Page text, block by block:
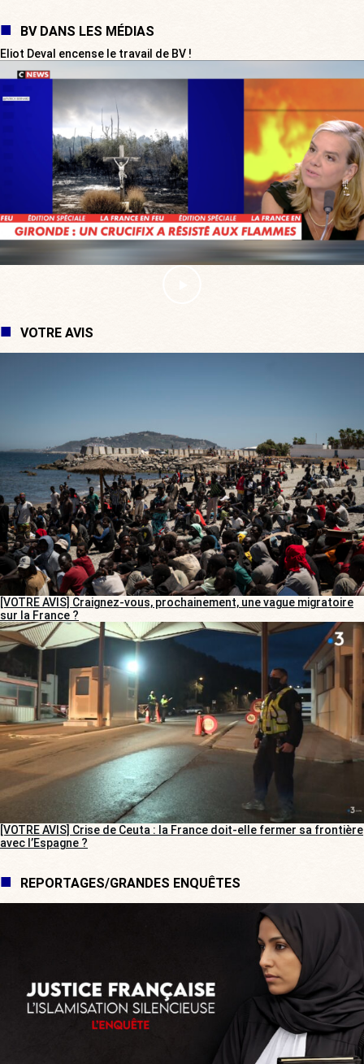
BV DANS LES MÉDIAS
Eliot Deval encense le travail de BV !
VOTRE AVIS
[VOTRE AVIS] Craignez-vous, prochainement, une vague migratoire
sur la France ?
[VOTRE AVIS] Crise de Ceuta : la France doit-elle fermer sa frontière
avec l’Espagne ?
REPORTAGES/GRANDES ENQUÊTES